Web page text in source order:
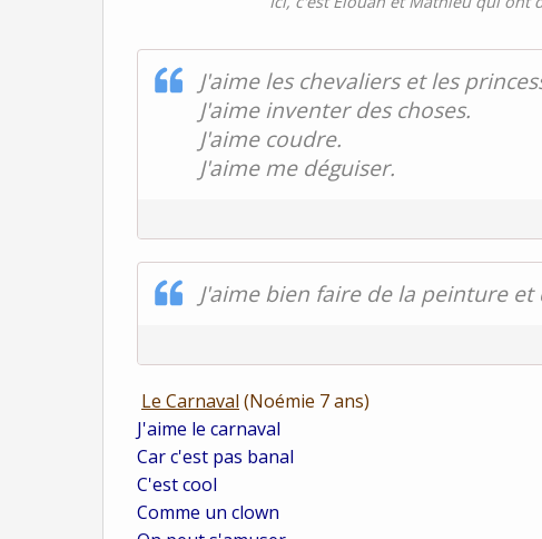
J'aime les chevaliers et les
J'aime inventer des choses.
J'aime coudre.
J'aime me déguiser.
J'aime bien faire de la peinture
Le Carnaval (Noémie 7 ans)
J'aime le carnaval
Car c'est pas banal
C'est cool
Comme un clown